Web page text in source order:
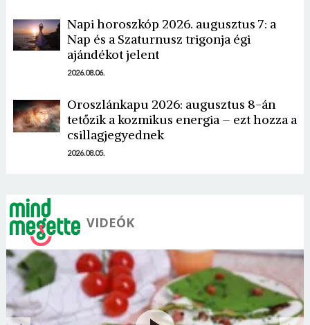
Napi horoszkóp 2026. augusztus 7: a
Nap és a Szaturnusz trigonja égi
ajándékot jelent
2026.08.06.
Oroszlánkapu 2026: augusztus 8-án
tetőzik a kozmikus energia – ezt hozza a
csillagjegyednek
2026.08.05.
VIDEÓK